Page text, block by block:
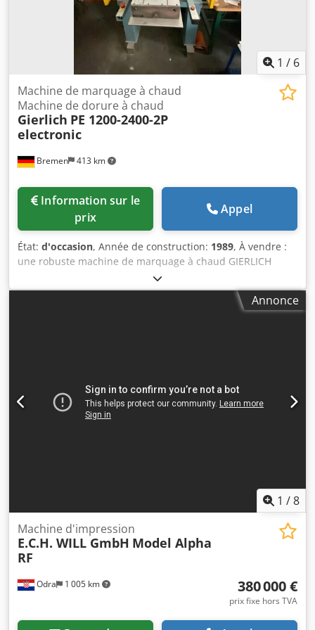
1 / 6
Bremen 413 km
Machine de marquage à chaud
Machine de dorure à chaud
Gierlich PE 1200-2400-2P
electronic
prix
Appel
État: d'occasion, Année de construction: 1989, À vendre :
une robuste machine de marquage à chaud GIERLICH
(machine de transfert de film à chaud) en bon état.
Caractéristiques techniques : Fabricant : GIERLICH Type :
PE 1200-2400-2P electronic Année de fabrication : 1989
saisie ou de transmission de données. Les informations et
les photos ont été mises à notre disposition par le
propriétaire et sont autorisées à être publiées. L’aspect
Annonce
1 /8
Odra 1 005 km
Machine d'impression
E.C.H. WILL GmbH Model Alpha
RF
380 000 €
prix fixe hors TVA